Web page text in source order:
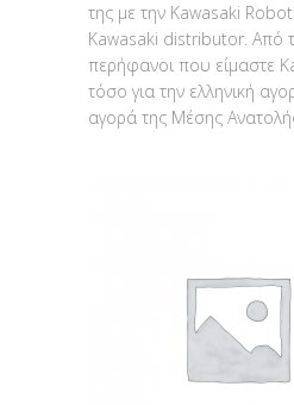
της με την Kawasaki
Kawasaki distributor. Από
περήφανοι που είμαστε
τόσο για την ελληνική
αγορά της Μέσης